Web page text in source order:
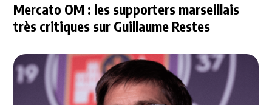
Mercato OM : les supporters marseillais
très critiques sur Guillaume Restes